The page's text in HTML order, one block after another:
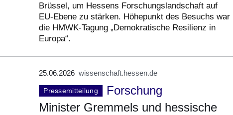
Brüssel, um Hessens Forschungslandschaft auf
EU-Ebene zu stärken. Höhepunkt des Besuchs war
die HMWK-Tagung „Demokratische Resilienz in
Europa“.
25.06.2026 wissenschaft.hessen.de
Pressemitteilung
Forschung
Minister Gremmels und hessische